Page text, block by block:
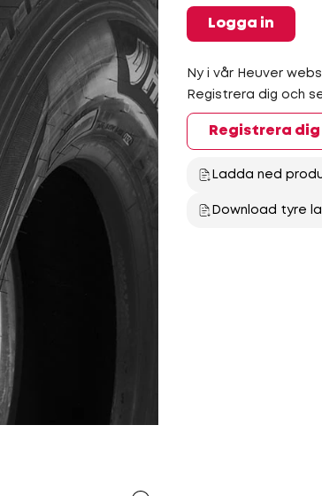
Logga in
Ny i vår Heuver
Registrera dig och
Registrera dig
Ladda ned
Download tyre